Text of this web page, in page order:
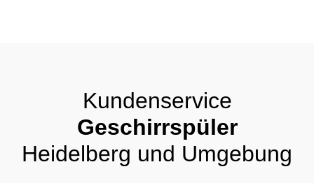
Kundenservice
Geschirrspüler
Heidelberg und Umgebung